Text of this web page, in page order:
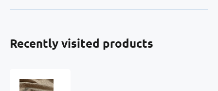
Recently visited products